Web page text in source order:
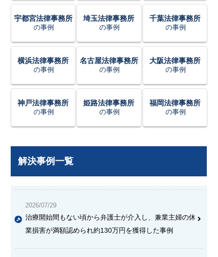
宇都宮法律事務所
の事例
埼玉法律事務所
の事例
千葉法律事務所
の事例
横浜法律事務所
の事例
名古屋法律事務所
の事例
大阪法律事務所
の事例
神戸法律事務所
の事例
姫路法律事務所
の事例
福岡法律事務所
の事例
解決事例一覧
2026/07/29
治療開始間もない頃から弁護士が介入し、兼業主婦の休
業損害が満額認められ約130万円を獲得した事例